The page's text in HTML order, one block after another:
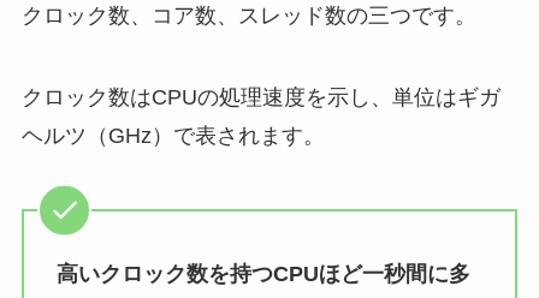
クロック数、コア数、スレッド数の三つです。
クロック数はCPUの処理速度を示し、単位はギガ
ヘルツ（GHz）で表されます。
高いクロック数を持つCPUほど一秒間に多